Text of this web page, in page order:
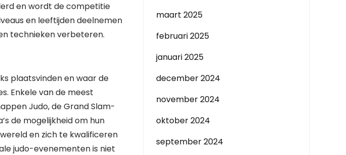
en wordt de competitie
en leeftijden deelnemen
technieken verbeteren.
plaatsvinden en waar de
Enkele van de meest
Judo, de Grand Slam-
de mogelijkheid om hun
en zich te kwalificeren
judo-evenementen is niet
maart 2025
februari 2025
januari 2025
december 2024
november 2024
oktober 2024
september 2024